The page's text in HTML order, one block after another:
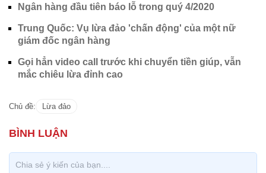
Ngân hàng đầu tiên báo lỗ trong quý 4/2020
Trung Quốc: Vụ lừa đảo 'chấn động' của một nữ
giám đốc ngân hàng
Gọi hẳn video call trước khi chuyển tiền giúp, vẫn
mắc chiêu lừa đỉnh cao
Chủ đề: Lừa đảo